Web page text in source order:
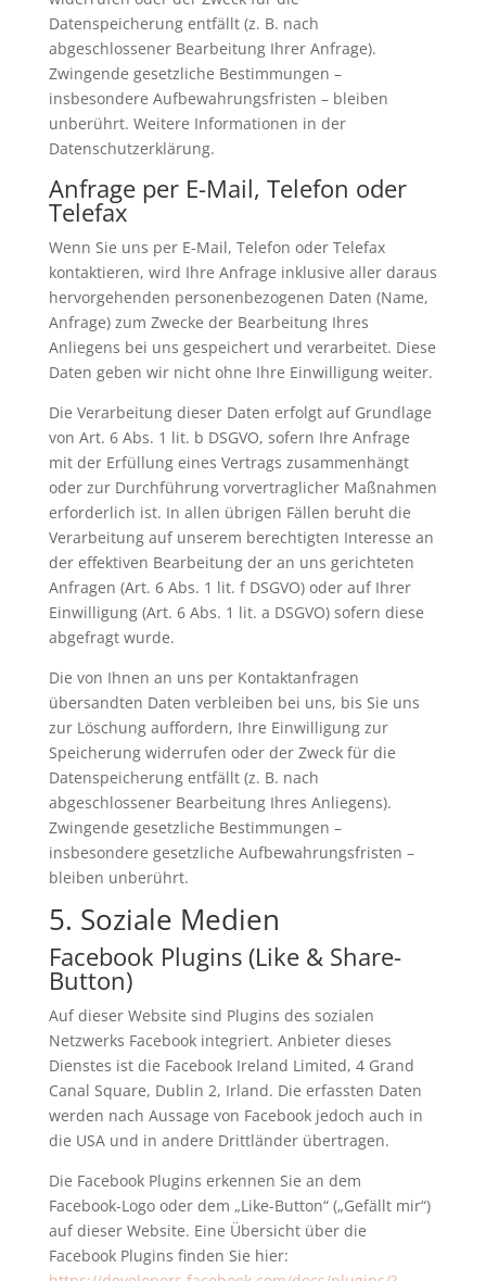
Datenspeicherung entfällt (z. B. nach
abgeschlossener Bearbeitung Ihrer Anfrage).
Zwingende gesetzliche Bestimmungen –
insbesondere Aufbewahrungsfristen – bleiben
unberührt. Weitere Informationen in der
Datenschutzerklärung.
Anfrage per E-Mail, Telefon oder
Telefax
Wenn Sie uns per E-Mail, Telefon oder Telefax
kontaktieren, wird Ihre Anfrage inklusive aller daraus
hervorgehenden personenbezogenen Daten (Name,
Anfrage) zum Zwecke der Bearbeitung Ihres
Anliegens bei uns gespeichert und verarbeitet. Diese
Daten geben wir nicht ohne Ihre Einwilligung weiter.
Die Verarbeitung dieser Daten erfolgt auf Grundlage
von Art. 6 Abs. 1 lit. b DSGVO, sofern Ihre Anfrage
mit der Erfüllung eines Vertrags zusammenhängt
oder zur Durchführung vorvertraglicher Maßnahmen
erforderlich ist. In allen übrigen Fällen beruht die
Verarbeitung auf unserem berechtigten Interesse an
der effektiven Bearbeitung der an uns gerichteten
Anfragen (Art. 6 Abs. 1 lit. f DSGVO) oder auf Ihrer
Einwilligung (Art. 6 Abs. 1 lit. a DSGVO) sofern diese
abgefragt wurde.
Die von Ihnen an uns per Kontaktanfragen
übersandten Daten verbleiben bei uns, bis Sie uns
zur Löschung auffordern, Ihre Einwilligung zur
Speicherung widerrufen oder der Zweck für die
Datenspeicherung entfällt (z. B. nach
abgeschlossener Bearbeitung Ihres Anliegens).
Zwingende gesetzliche Bestimmungen –
insbesondere gesetzliche Aufbewahrungsfristen –
bleiben unberührt.
5. Soziale Medien
Facebook Plugins (Like & Share-
Button)
Auf dieser Website sind Plugins des sozialen
Netzwerks Facebook integriert. Anbieter dieses
Dienstes ist die Facebook Ireland Limited, 4 Grand
Canal Square, Dublin 2, Irland. Die erfassten Daten
werden nach Aussage von Facebook jedoch auch in
die USA und in andere Drittländer übertragen.
Die Facebook Plugins erkennen Sie an dem
Facebook-Logo oder dem „Like-Button“ („Gefällt mir“)
auf dieser Website. Eine Übersicht über die
Facebook Plugins finden Sie hier: